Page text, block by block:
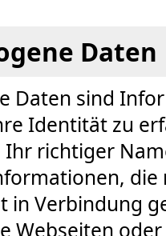
Daten
Daten sind
Identität zu
richtiger
in Verbindung
Webseiten